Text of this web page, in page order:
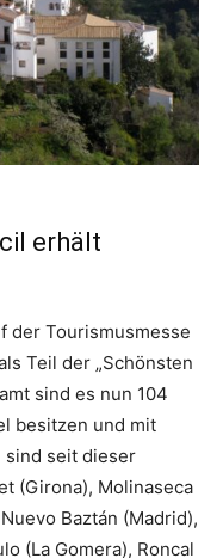
erhält
der Tourismusmesse
Teil der „Schönsten
sind es nun 104
besitzen und mit
sind seit dieser
(Girona), Molinaseca
Baztán (Madrid),
(La Gomera), Roncal